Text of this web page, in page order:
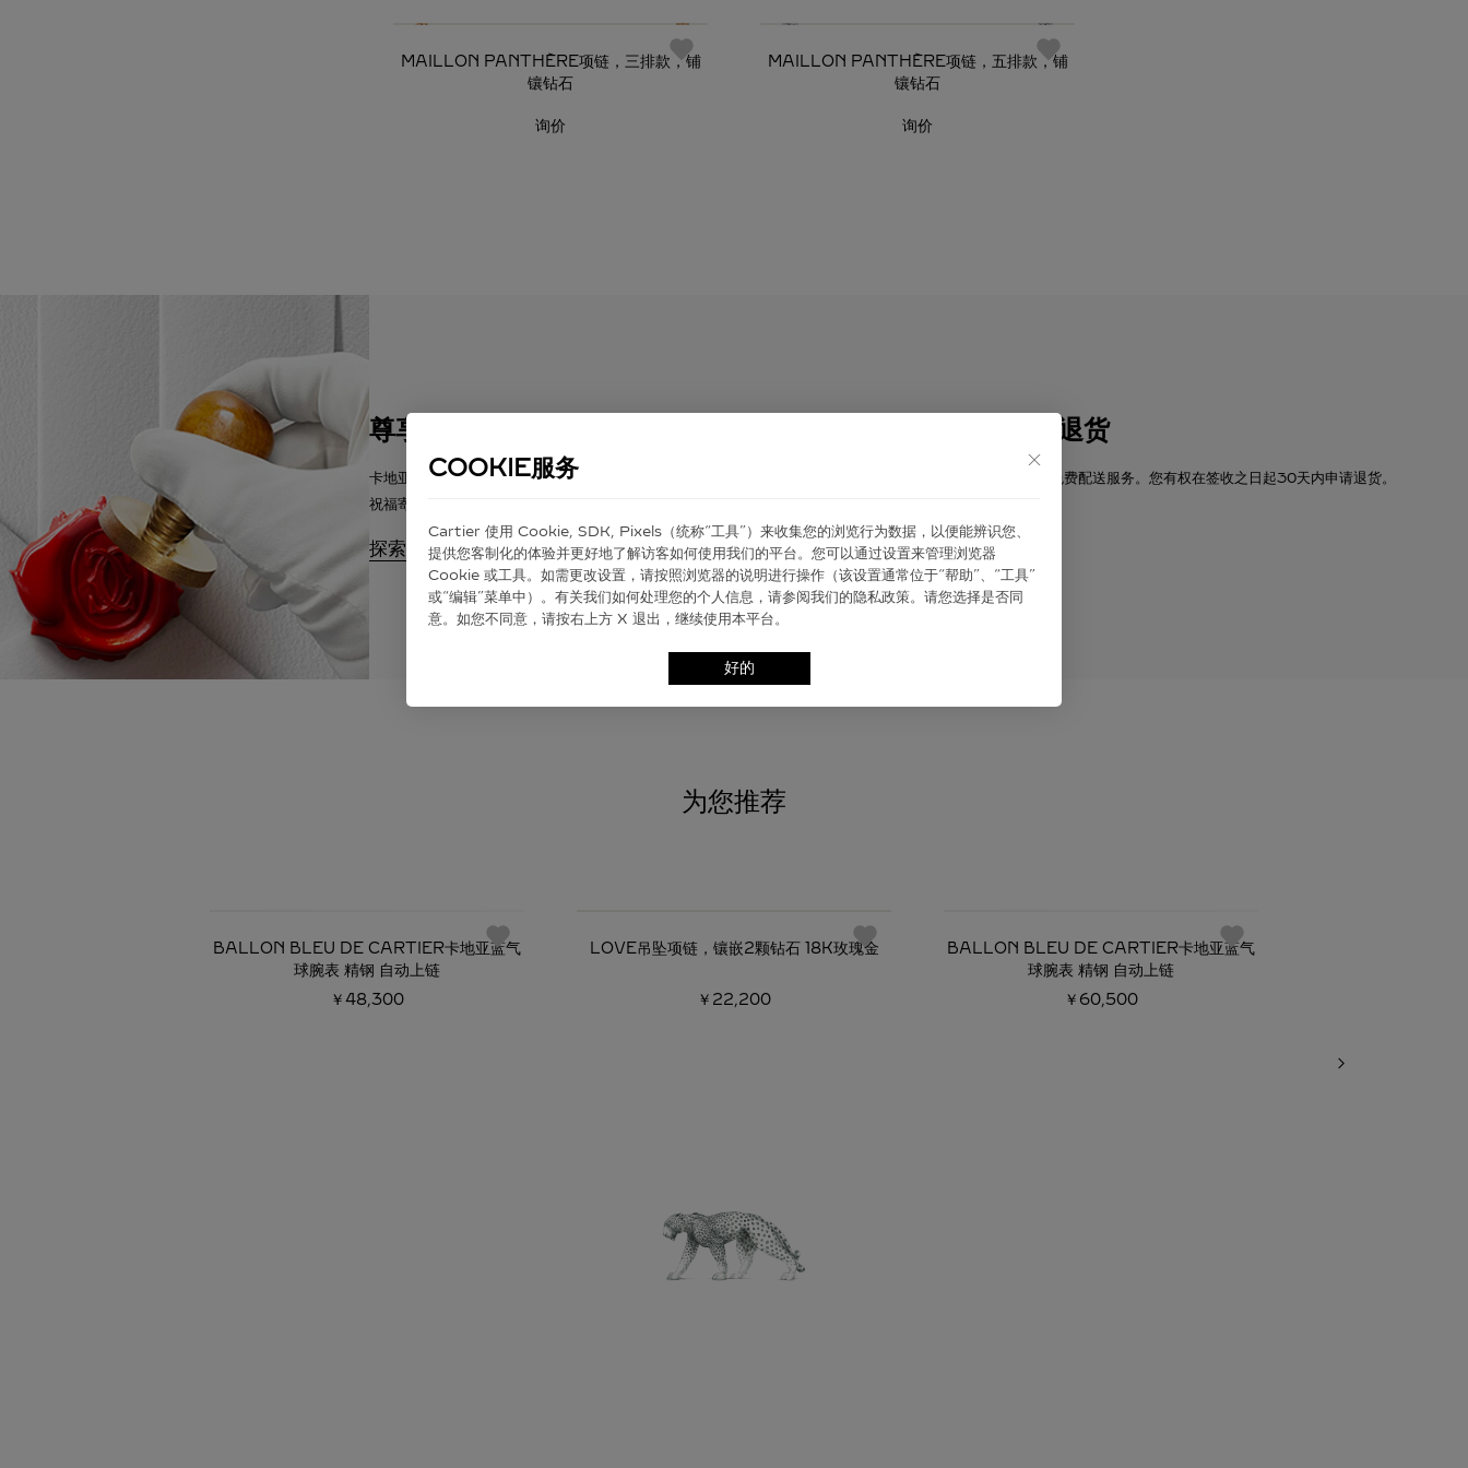
MAILLON PANTHÈRE项链，三排款，铺
镶钻石
询价
MAILLON PANTHÈRE项链，五排款，铺
镶钻石
询价
尊享包装艺术
卡地亚将提供悉心完成的标志性卡地亚礼品包装，您可以随附标志性卡地亚礼品卡，送上个性化
祝福寄语。
探索
配送与退货
卡地亚提供免费配送服务。您有权在签收之日起30天内申请退货。
探索
为您推荐
BALLON BLEU DE CARTIER卡地亚蓝气
球腕表 精钢 自动上链
￥48,300
LOVE吊坠项链，镶嵌2颗钻石 18K玫瑰金
￥22,200
BALLON BLEU DE CARTIER卡地亚蓝气
球腕表 精钢 自动上链
￥60,500
COOKIE服务
Cartier 使⽤ Cookie, SDK, Pixels（统称“⼯具”）来收集您的浏览⾏为数据，以便能辨识您、
提供您客制化的体验并更好地了解访客如何使⽤我们的平台。您可以通过设置来管理浏览器
Cookie 或⼯具。如需更改设置，请按照浏览器的说明进⾏操作（该设置通常位于“帮助”、“⼯具”
或“编辑”菜单中）。有关我们如何处理您的个⼈信息，请参阅我们的隐私政策。请您选择是否同
意。如您不同意，请按右上⽅ X 退出，继续使⽤本平台。
好的